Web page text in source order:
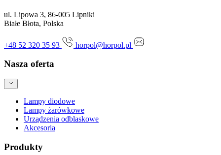
ul. Lipowa 3, 86-005 Lipniki
Białe Błota, Polska
+48 52 320 35 93 horpol@horpol.pl
Nasza oferta
Lampy diodowe
Lampy żarówkowe
Urządzenia odblaskowe
Akcesoria
Produkty